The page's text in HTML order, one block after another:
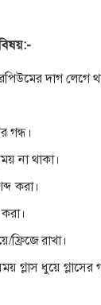
দাগ লেগে
গন্ধ।
না থাকা।
করা।
রাখা।
গ্লাস ধুয়ে গ্লাসের